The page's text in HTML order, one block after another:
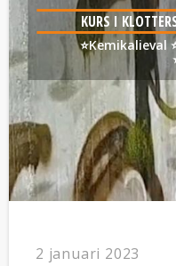
KURS I
⭐️Kemikalieval
2 januari 2023